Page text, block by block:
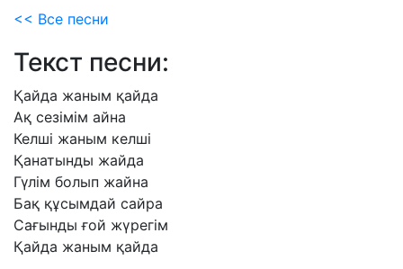
<< Все песни
Текст песни:
Қайда жаным қайда
Ақ сезімім айна
Келші жаным келші
Қанатынды жайда
Гүлім болып жайна
Бақ құсымдай сайра
Сағынды ғой жүрегім
Қайда жаным қайда